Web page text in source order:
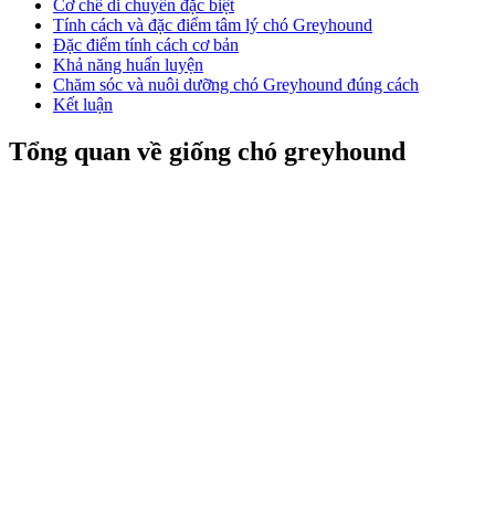
Cơ chế di chuyển đặc biệt
Tính cách và đặc điểm tâm lý chó Greyhound
Đặc điểm tính cách cơ bản
Khả năng huấn luyện
Chăm sóc và nuôi dưỡng chó Greyhound đúng cách
Kết luận
Tổng quan về giống chó greyhound